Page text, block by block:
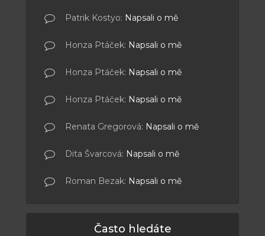
Patrik Kostyo: Napsali o mě
Honza Ptáček: Napsali o mě
Honza Ptáček: Napsali o mě
Honza Ptáček: Napsali o mě
Renata Gregorová: Napsali o mě
Dita Švarcová: Napsali o mě
Roman Bezak: Napsali o mě
Často hledáte